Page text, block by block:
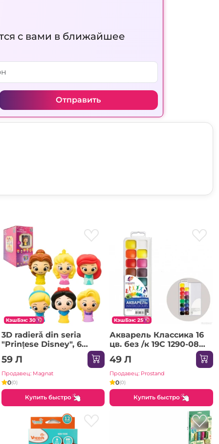
с вами в ближайшее
Отправить
КэшБэк: 30
3D radieră din seria
"Prințese Disney", 6
modele
59 Л
Продавец: Magnat
0(0)
Купить быстро
КэшБэк: 25
Акварель Классика 16
цв. без /к 19С 1290-08
Луч /28
49 Л
Продавец: Prostand
0(0)
Купить быстро